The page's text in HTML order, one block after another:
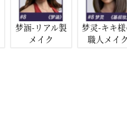
梦涵-リアル製
メイク
梦灵-キキ
職人メイク